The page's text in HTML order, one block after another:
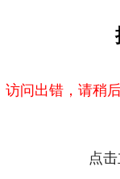
访问出错，请稍
点